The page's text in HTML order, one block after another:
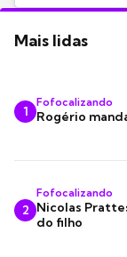
Mais lidas
1
Fofocalizando
Rogério
2
Fofocalizando
Nicolas
do filho